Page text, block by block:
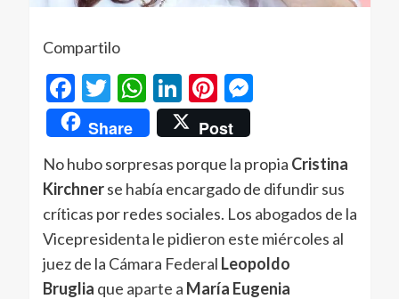
Compartilo
Facebook
Twitter
WhatsApp
LinkedIn
Pinterest
Messenger
Share Post
No hubo sorpresas porque la propia Cristina
Kirchnerse había encargado de difundir sus
críticas por redes sociales. Los abogados de la
Vicepresidenta le pidieron este miércoles al
juez de la Cámara Federal Leopoldo
Bruglia que aparte a María Eugenia